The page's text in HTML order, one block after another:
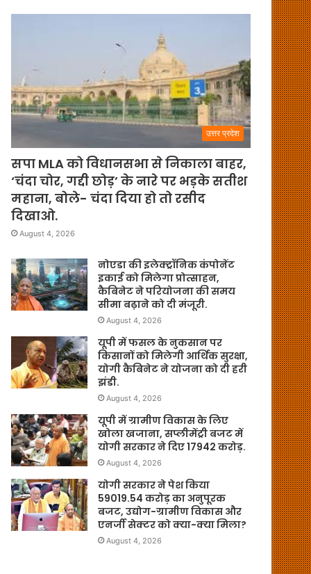
उत्तर प्रदेश
सपा MLA को विधानसभा से निकाला बाहर,
‘चंदा चोर, गद्दी छोड़’ के नारे पर भड़के सतीश
महाना, बोले- चंदा दिया हो तो रसीद
दिखाओ.
August 4, 2026
नोएडा की इलेक्ट्रॉनिक कंपोनेंट
इकाई को मिलेगा प्रोत्साहन,
कैबिनेट ने परियोजना की समय
सीमा बढ़ाने को दी मंजूरी.
August 4, 2026
यूपी में फसल के नुकसान पर
किसानों को मिलेगी आर्थिक सुरक्षा,
योगी कैबिनेट ने योजना को दी हरी
झंडी.
August 4, 2026
यूपी में ग्रामीण विकास के लिए
खोला खजाना, सप्लीमेंट्री बजट में
योगी सरकार ने दिए 17942 करोड़.
August 4, 2026
योगी सरकार ने पेश किया
59019.54 करोड़ का अनुपूरक
बजट, उद्योग-ग्रामीण विकास और
एनर्जी सेक्टर को क्या-क्या मिला?
August 4, 2026